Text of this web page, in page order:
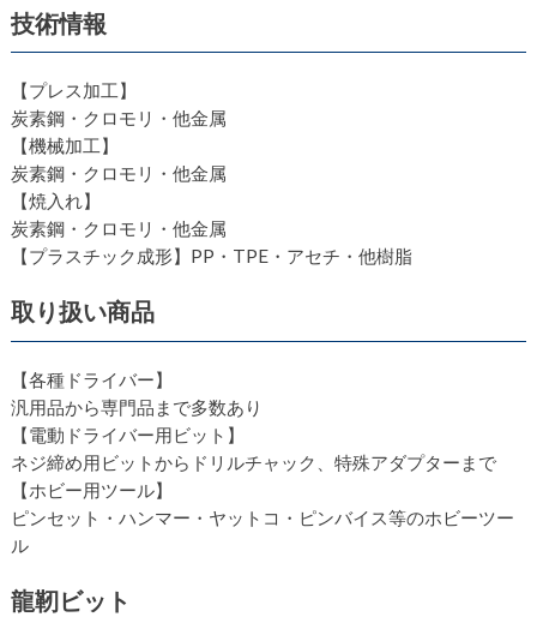
技術情報
【プレス加工】
炭素鋼・クロモリ・他金属
【機械加工】
炭素鋼・クロモリ・他金属
【焼入れ】
炭素鋼・クロモリ・他金属
【プラスチック成形】PP・TPE・アセチ・他樹脂
取り扱い商品
【各種ドライバー】
汎用品から専門品まで多数あり
【電動ドライバー用ビット】
ネジ締め用ビットからドリルチャック、特殊アダプターまで
【ホビー用ツール】
ピンセット・ハンマー・ヤットコ・ピンバイス等のホビーツー
ル
龍靭ビット